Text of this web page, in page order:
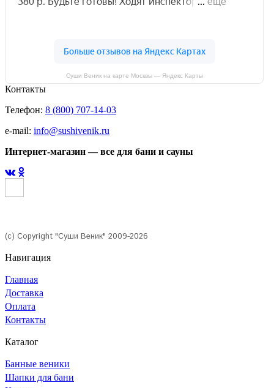
Суши Веник на карте Москвы — Яндекс Карты
Контакты
Телефон: 8 (800) 707-14-03
e-mail: info@sushivenik.ru
Интернет-магазин — все для бани и сауны
(с) Copyright "Суши Веник" 2009-2026
Навигация
Главная
Доставка
Оплата
Контакты
Каталог
Банные веники
Шапки для бани